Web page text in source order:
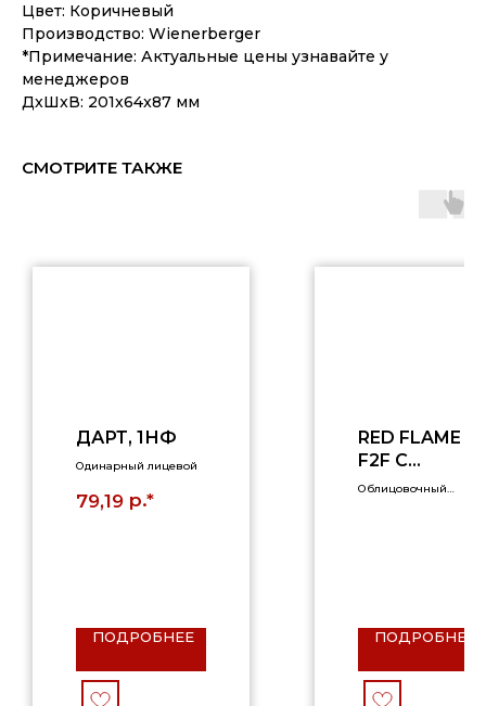
Цвет: Коричневый
Производство: Wienerberger
*Примечание: Актуальные цены узнавайте у
менеджеров
ДxШxВ: 201x64x87 мм
СМОТРИТЕ ТАКЖЕ
ДАРТ, 1НФ
Одинарный лицевой
79,19 р.*
ПОДРОБНЕЕ
RED FLAME
F2F С
ПЕСКОМ
Облицовочный
ПОДРОБНЕЕ